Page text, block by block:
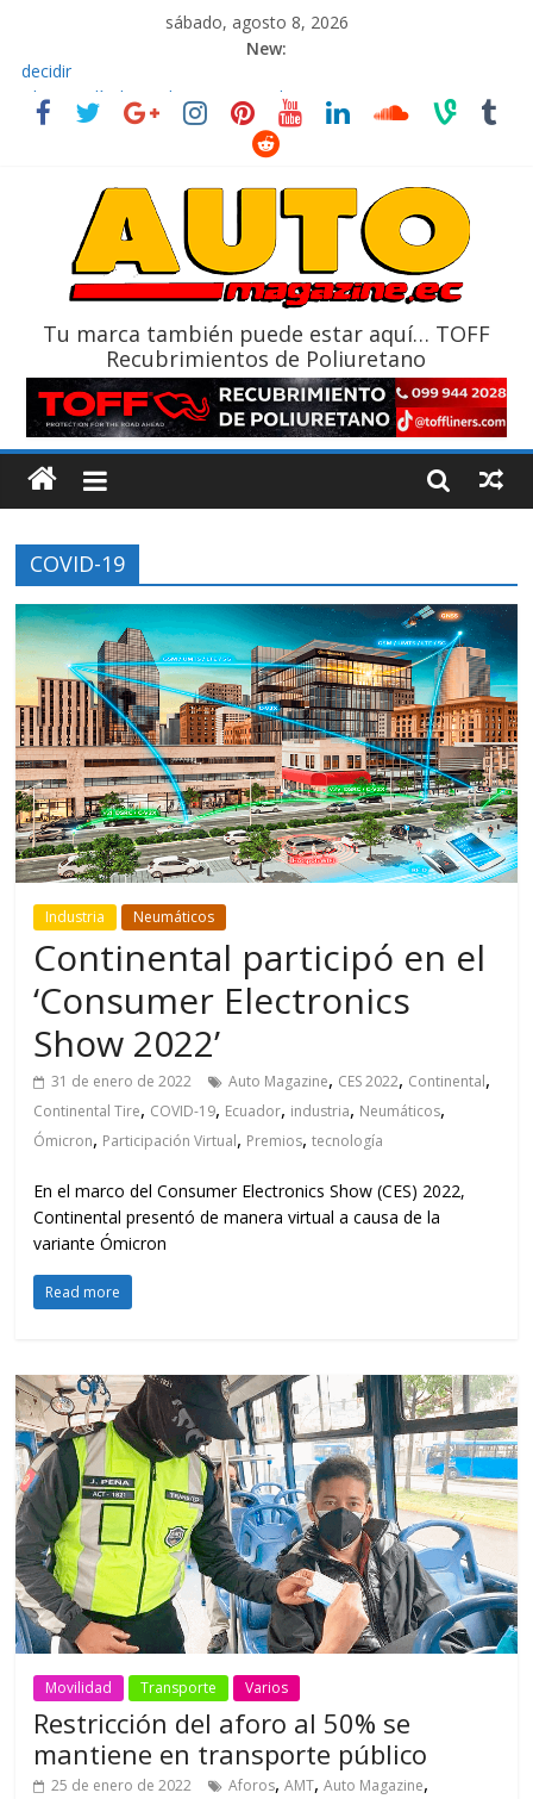
sábado, agosto 8, 2026
New:
El costo de tener un vehículo gana protagonismo a la hora de
decidir
Ultima película ‘Spider‑Man: Brand New Day’ pone en escena a
La Vuelta al Ecuador 2026, edición 47ª, recorre 7 provincias en 8
La FEDAK recibe 12 Sinotruk Bolden para cubrir las rutas de La
Tu marca también puede estar aquí… TOFF
Recubrimientos de Poliuretano
COVID-19
Industria Neumáticos
Continental participó en el
‘Consumer Electronics
Show 2022’
31 de enero de 2022 Auto Magazine, CES 2022, Continental,
Continental Tire, COVID-19, Ecuador, industria, Neumáticos,
Ómicron, Participación Virtual, Premios,tecnología
En el marco del Consumer Electronics Show (CES) 2022,
Continental presentó de manera virtual a causa de la
variante Ómicron
Read more
Movilidad Transporte Varios
Restricción del aforo al 50% se
mantiene en transporte público
25 de enero de 2022 Aforos,AMT,Auto Magazine,